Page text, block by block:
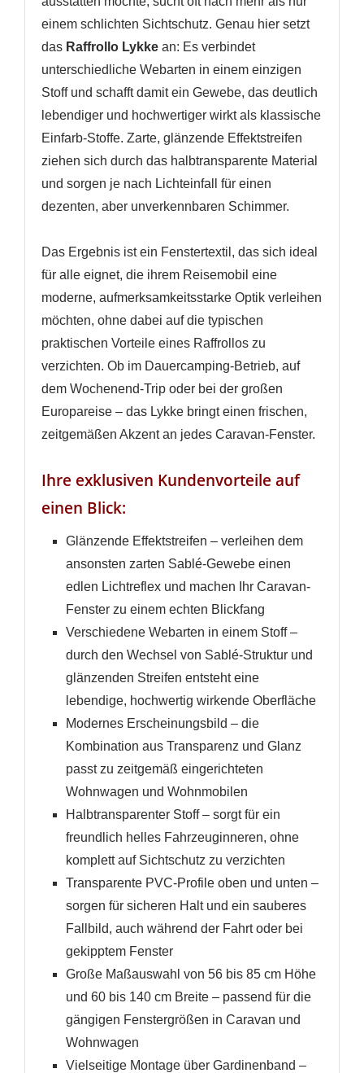
einem schlichten Sichtschutz. Genau hier setzt
das Raffrollo Lykke an: Es verbindet
unterschiedliche Webarten in einem einzigen
Stoff und schafft damit ein Gewebe, das deutlich
lebendiger und hochwertiger wirkt als klassische
Einfarb-Stoffe. Zarte, glänzende Effektstreifen
ziehen sich durch das halbtransparente Material
und sorgen je nach Lichteinfall für einen
dezenten, aber unverkennbaren Schimmer.
Das Ergebnis ist ein Fenstertextil, das sich ideal
für alle eignet, die ihrem Reisemobil eine
moderne, aufmerksamkeitsstarke Optik verleihen
möchten, ohne dabei auf die typischen
praktischen Vorteile eines Raffrollos zu
verzichten. Ob im Dauercamping-Betrieb, auf
dem Wochenend-Trip oder bei der großen
Europareise – das Lykke bringt einen frischen,
zeitgemäßen Akzent an jedes Caravan-Fenster.
Ihre exklusiven Kundenvorteile auf
einen Blick:
Glänzende Effektstreifen – verleihen dem
ansonsten zarten Sablé-Gewebe einen
edlen Lichtreflex und machen Ihr Caravan-
Fenster zu einem echten Blickfang
Verschiedene Webarten in einem Stoff –
durch den Wechsel von Sablé-Struktur und
glänzenden Streifen entsteht eine
lebendige, hochwertig wirkende Oberfläche
Modernes Erscheinungsbild – die
Kombination aus Transparenz und Glanz
passt zu zeitgemäß eingerichteten
Wohnwagen und Wohnmobilen
Halbtransparenter Stoff – sorgt für ein
freundlich helles Fahrzeuginneren, ohne
komplett auf Sichtschutz zu verzichten
Transparente PVC-Profile oben und unten –
sorgen für sicheren Halt und ein sauberes
Fallbild, auch während der Fahrt oder bei
gekipptem Fenster
Große Maßauswahl von 56 bis 85 cm Höhe
und 60 bis 140 cm Breite – passend für die
gängigen Fenstergrößen in Caravan und
Wohnwagen
Vielseitige Montage über Gardinenband –